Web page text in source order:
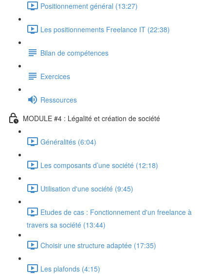
Positionnement général (13:27)
Les positionnements Freelance IT (22:38)
Bilan de compétences
Exercices
Ressources
MODULE #4 : Légalité et création de société
Généralités (6:04)
Les composants d’une société (12:18)
Utilisation d'une société (9:45)
Etudes de cas : Fonctionnement d'un freelance à
travers sa société (13:44)
Choisir une structure adaptée (17:35)
Les plafonds (4:15)